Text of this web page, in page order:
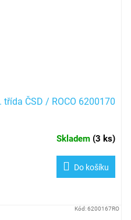
ČSD / ROCO 6200170
Skladem (3 ks)
Do košíku
Kód:6200167RO